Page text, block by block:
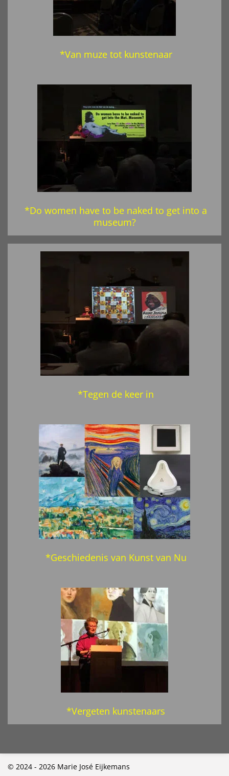
*Van muze tot kunstenaar
*Do women have to be naked to get into a
museum?
*Tegen de keer in
*Geschiedenis van Kunst van Nu
*Vergeten kunstenaars
© 2024 - 2026 Marie José Eijkemans